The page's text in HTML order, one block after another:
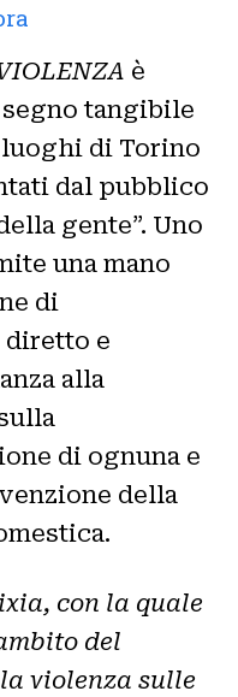
è
segno tangibile
di Torino
dal pubblico
gente”. Uno
una mano
di
diretto e
alla
di ognuna e
della
con la quale
del
violenza sulle